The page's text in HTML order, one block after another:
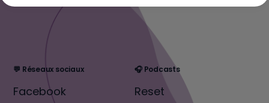
💬 Réseaux sociaux
Facebook
🎧 Podcasts
Reset